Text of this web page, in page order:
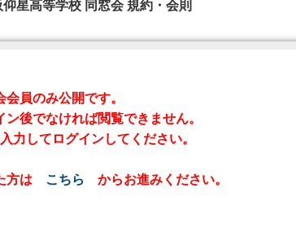
星高等学校 同窓会 規約・会則
会員のみ公開です。
後でなければ閲覧できません。
力してログインしてください。
方は こちら からお進みください。